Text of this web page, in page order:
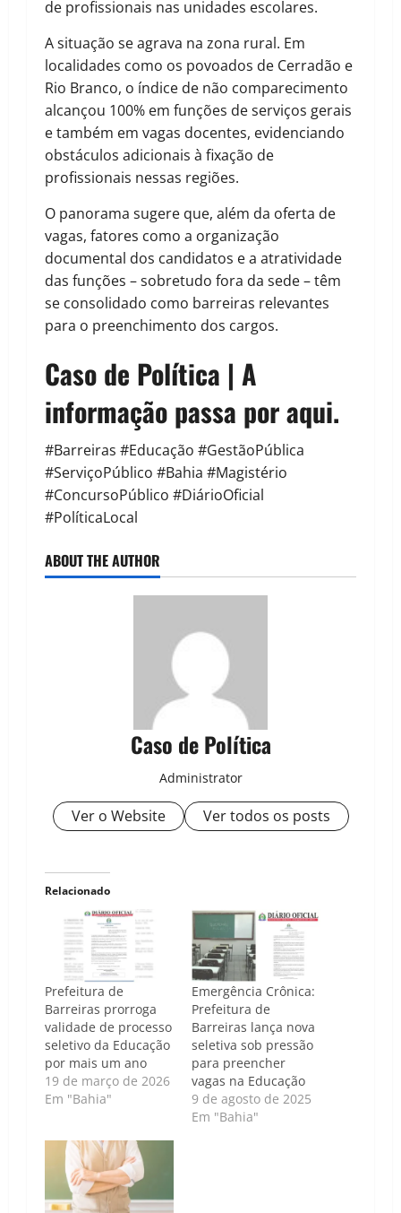
de profissionais nas unidades escolares.
A situação se agrava na zona rural. Em
localidades como os povoados de Cerradão e
Rio Branco, o índice de não comparecimento
alcançou 100% em funções de serviços gerais
e também em vagas docentes, evidenciando
obstáculos adicionais à fixação de
profissionais nessas regiões.
O panorama sugere que, além da oferta de
vagas, fatores como a organização
documental dos candidatos e a atratividade
das funções – sobretudo fora da sede – têm
se consolidado como barreiras relevantes
para o preenchimento dos cargos.
Caso de Política | A
informação passa por aqui.
#Barreiras #Educação #GestãoPública
#ServiçoPúblico #Bahia #Magistério
#ConcursoPúblico #DiárioOficial
#PolíticaLocal
ABOUT THE AUTHOR
Caso de Política
Administrator
Ver o Website Ver todos os posts
Relacionado
Prefeitura de
Barreiras prorroga
validade de processo
seletivo da Educação
por mais um ano
19 de março de 2026
Em "Bahia"
Emergência Crônica:
Prefeitura de
Barreiras lança nova
seletiva sob pressão
para preencher
vagas na Educação
9 de agosto de 2025
Em "Bahia"